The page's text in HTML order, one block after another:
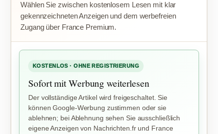
Wählen Sie zwischen kostenlosem Lesen mit klar
gekennzeichneten Anzeigen und dem werbefreien
Zugang über France Premium.
KOSTENLOS · OHNE REGISTRIERUNG
Sofort mit Werbung weiterlesen
Der vollständige Artikel wird freigeschaltet. Sie
können Google-Werbung zustimmen oder sie
ablehnen; bei Ablehnung sehen Sie ausschließlich
eigene Anzeigen von Nachrichten.fr und France